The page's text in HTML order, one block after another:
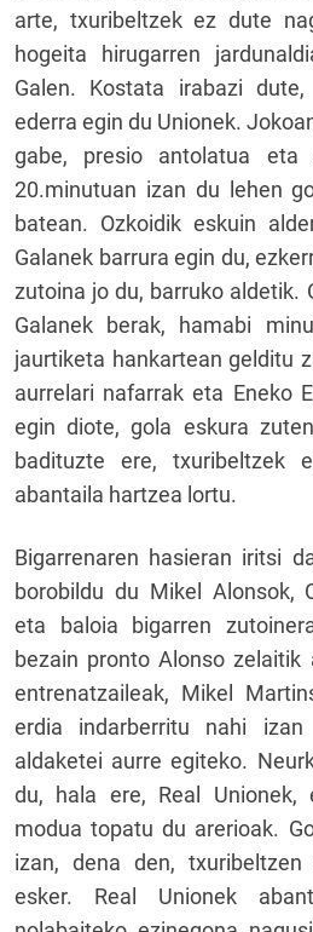
arte, txuribeltzek ez dute
hogeita hirugarren
Galen. Kostata irabazi
ederra egin du Unionek.
gabe, presio antolatua eta
20.minutuan izan du lehen
batean. Ozkoidik eskuin
Galanek barrura egin du,
zutoina jo du, barruko aldetik.
Galanek berak, hamabi
jaurtiketa hankartean gelditu
aurrelari nafarrak eta Eneko
egin diote, gola eskura
badituzte ere, txuribeltzek
abantaila hartzea lortu.
Bigarrenaren hasieran iritsi
borobildu du Mikel Alonsok,
eta baloia bigarren
bezain pronto Alonso
entrenatzaileak, Mikel
erdia indarberritu nahi
aldaketei aurre egiteko.
du, hala ere, Real Unionek,
modua topatu du arerioak.
izan, dena den,
esker. Real Unionek